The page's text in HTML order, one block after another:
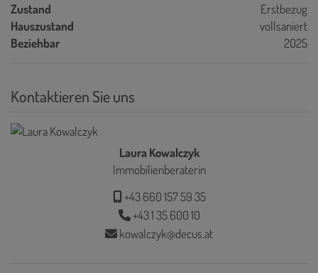
Zustand
Erstbezug
Hauszustand
vollsaniert
Beziehbar
2025
Kontaktieren Sie uns
Laura Kowalczyk
Immobilienberaterin
+43 660 157 59 35
+43 1 35 600 10
kowalczyk@decus.at